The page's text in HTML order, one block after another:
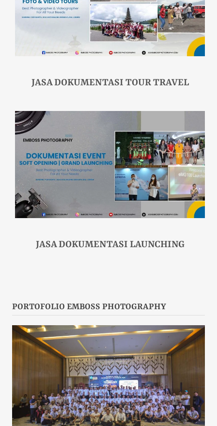
JASA DOKUMENTASI TOUR TRAVEL
JASA DOKUMENTASI LAUNCHING
PORTOFOLIO EMBOSS PHOTOGRAPHY